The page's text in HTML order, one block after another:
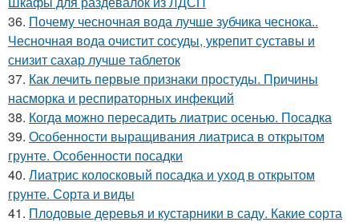
36. Почему чесночная вода лучше зубчика чеснока..
Чесночная вода очистит сосуды, укрепит суставы и
снизит сахар лучше таблеток
37. Как лечить первые признаки простуды. Причины
насморка и респираторных инфекций
38. Когда можно пересадить лиатрис осенью. Посадка
39. Особенности выращивания лиатриса в открытом
грунте. Особенности посадки
40. Лиатрис колосковый посадка и уход в открытом
грунте. Сорта и виды
41. Плодовые деревья и кустарники в саду. Какие сорта